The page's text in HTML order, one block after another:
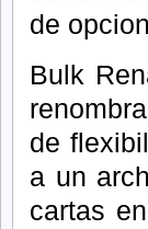
de
Bulk
de
a un
cartas